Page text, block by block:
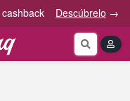
cashback Descúbrelo →